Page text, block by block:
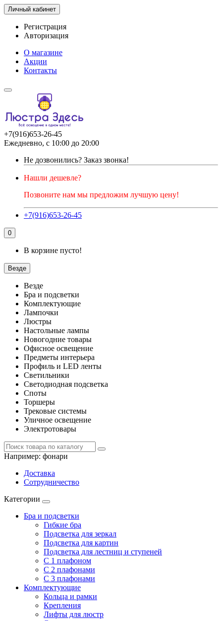
Личный кабинет
Регистрация
Авторизация
О магазине
Акции
Контакты
+7(916)653-26-45
Ежедневно, с 10:00 до 20:00
Не дозвонились? Заказ звонка!
Нашли дешевле?
Позвоните нам мы предложим лучшую цену!
+7(916)653-26-45
0
В корзине пусто!
Везде
Везде
Бра и подсветки
Комплектующие
Лампочки
Люстры
Настольные лампы
Новогодние товары
Офисное освещение
Предметы интерьера
Профиль и LED ленты
Светильники
Светодиодная подсветка
Споты
Торшеры
Трековые системы
Уличное освещение
Электротовары
Например: фонари
Доставка
Сотрудничество
Категории
Бра и подсветки
Гибкие бра
Подсветка для зеркал
Подсветка для картин
Подсветка для лестниц и ступеней
С 1 плафоном
С 2 плафонами
С 3 плафонами
Комплектующие
Кольца и рамки
Крепления
Лифты для люстр